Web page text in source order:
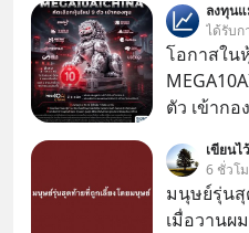
ลงทุน
ได้รับก
โอกาสใน
ตัว เข้าก
โปรโมชัน
ยอด 2 ล้า
ซื้อ
เขียนไ
6 ชั่วโ
มนุษย์รุ่นสุ
เมื่อวานผ